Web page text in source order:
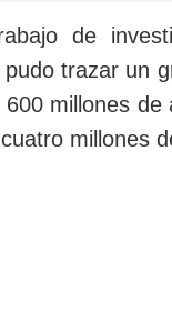
de
trazar un
millones
millones